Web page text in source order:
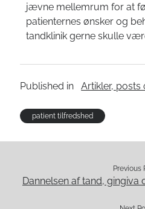
jævne mellemrum for at
patienternes ønsker og
tandklinik gerne skulle
Published in Artikler,
patient tilfredshed
Previous
Dannelsen af tand,